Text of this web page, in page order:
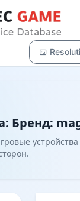
Бренд: